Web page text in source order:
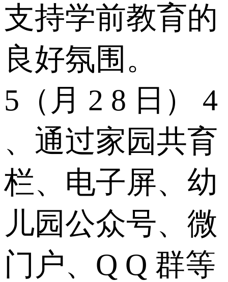
支持学前教育的
良好氛围。
5（月 2 8 日） 4
、通过家园共育
栏、电子屏、幼
儿园公众号、微
门户、Q Q 群等